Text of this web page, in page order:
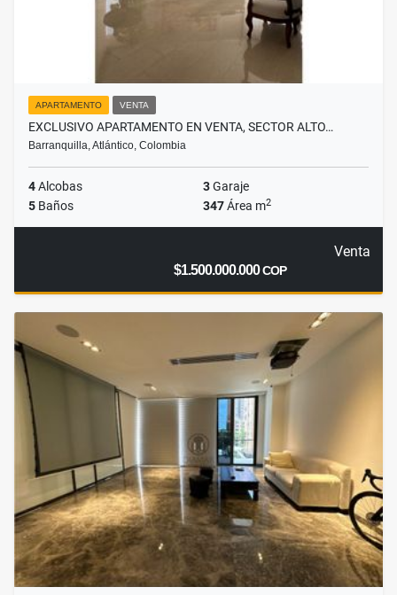
APARTAMENTO VENTA
EXCLUSIVO APARTAMENTO EN VENTA, SECTOR ALTO…
Barranquilla, Atlántico, Colombia
4Alcobas 3Garaje
5 Baños 347Área m2
Venta
$1.500.000.000COP